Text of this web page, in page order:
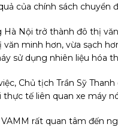
của chính sách chuyển
Hà Nội trở thành đô thị
minh hơn, vừa sạch
sử dụng nhiên liệu hóa
Chủ tịch Trần Sỹ
thực tế liên quan xe máy
rất quan tâm đến